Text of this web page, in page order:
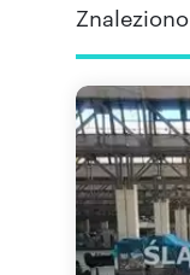
Znaleziono